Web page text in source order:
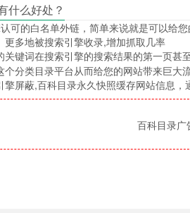
什么好处？
认可的白名单外链，简单来说就是可以给
更多地被搜索引擎收录,增加抓取几率
关键词在搜索引擎的搜索结果的第一页甚
个分类目录平台从而给您的网站带来巨大
擎屏蔽,百科目录永久快照缓存网站信息
百科目录